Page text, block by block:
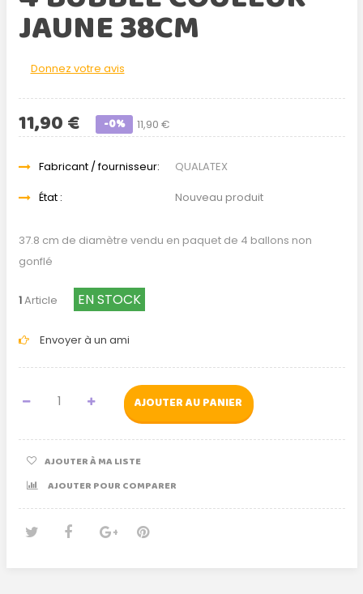
JAUNE 38CM
Donnez votre avis
11,90 €
11,90 € -0%
Fabricant / fournisseur:
QUALATEX
État :
Nouveau produit
37.8 cm de diamètre vendu en paquet de 4 ballons non
gonflé
1Article EN STOCK
Envoyer à un ami
AJOUTER AU PANIER
AJOUTER À MA LISTE
AJOUTER POUR COMPARER